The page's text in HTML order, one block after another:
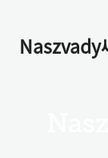
Naszvady